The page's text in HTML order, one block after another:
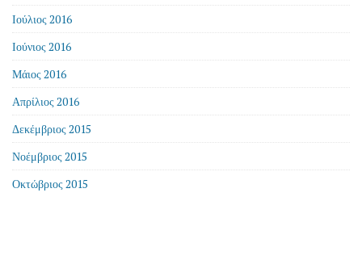
Ιούλιος 2016
Ιούνιος 2016
Μάιος 2016
Απρίλιος 2016
Δεκέμβριος 2015
Νοέμβριος 2015
Οκτώβριος 2015